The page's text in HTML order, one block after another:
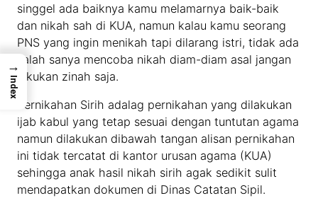
singgel ada baiknya kamu melamarnya baik-baik
dan nikah sah di KUA, namun kalau kamu seorang
PNS yang ingin menikah tapi dilarang istri, tidak ada
salah sanya mencoba nikah diam-diam asal jangan
lakukan zinah saja.
Pernikahan Sirih adalag pernikahan yang dilakukan
ijab kabul yang tetap sesuai dengan tuntutan agama
namun dilakukan dibawah tangan alisan pernikahan
ini tidak tercatat di kantor urusan agama (KUA)
sehingga anak hasil nikah sirih agak sedikit sulit
mendapatkan dokumen di Dinas Catatan Sipil.
→
Index